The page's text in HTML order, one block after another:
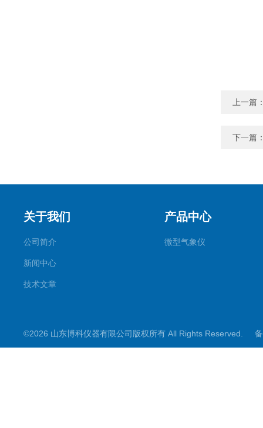
上一篇
下一篇
关于我们
公司简介
新闻中心
技术文章
产品中心
微型气象仪
©2026 山东博科仪器有限公司版权所有 All Rights Reserved.